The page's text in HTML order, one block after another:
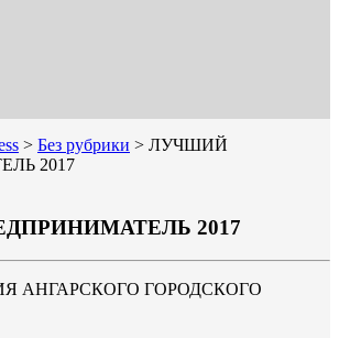
> Без рубрики > ЛУЧШИЙ
2017
2017
АНГАРСКОГО ГОРОДСКОГО